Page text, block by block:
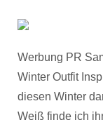
Werbung PR
Winter Outfit
diesen Winter
Weiß finde ich